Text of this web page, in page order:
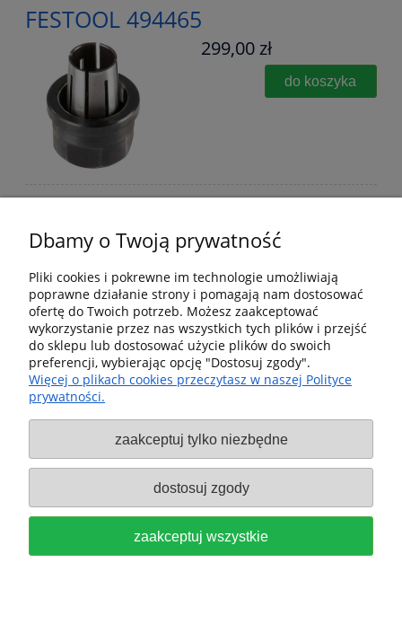
FESTOOL 494465
299,00 zł
do koszyka
Tuleja zaciskowa SZ-D 6,0 do
frezarek OF 1400/2000/2200
FESTOOL 494459
299,00 zł
do koszyka
Tuleja zaciskowa SZ-D 6,35 do
Frezarek OF 1400/2000/2200
Dbamy o Twoją prywatność
Pliki cookies i pokrewne im technologie umożliwiają
poprawne działanie strony i pomagają nam dostosować
ofertę do Twoich potrzeb. Możesz zaakceptować
wykorzystanie przez nas wszystkich tych plików i przejść
do sklepu lub dostosować użycie plików do swoich
preferencji, wybierając opcję "Dostosuj zgody".
Więcej o plikach cookies przeczytasz w naszej Polityce
prywatności.
zaakceptuj tylko niezbędne
dostosuj zgody
zaakceptuj wszystkie